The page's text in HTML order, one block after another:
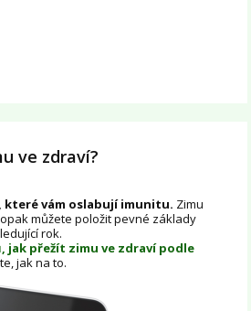
ve zdraví?
které vám oslabují imunitu. Zimu
můžete položit pevné základy
rok.
jak přežít zimu ve zdraví podle
jak na to.